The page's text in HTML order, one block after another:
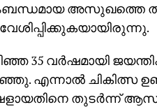
അസുഖത്തെ
35 വര്‍ഷമായി
എന്നാല്‍ ചികിത്സ
തുടര്‍ന്ന്